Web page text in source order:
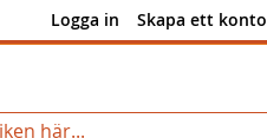
Logga in Skapa ett konto